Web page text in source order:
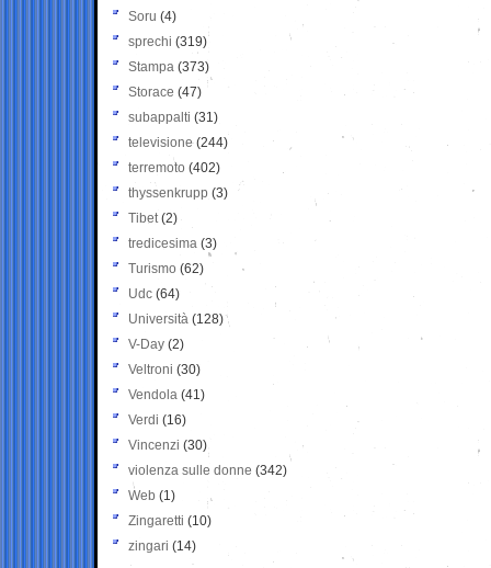
Soru (4)
sprechi (319)
Stampa (373)
Storace (47)
subappalti (31)
televisione(244)
terremoto (402)
thyssenkrupp (3)
Tibet(2)
tredicesima (3)
Turismo (62)
Udc (64)
Università (128)
V-Day (2)
Veltroni (30)
Vendola (41)
Verdi (16)
Vincenzi (30)
violenza sulle donne (342)
Web (1)
Zingaretti (10)
zingari (14)